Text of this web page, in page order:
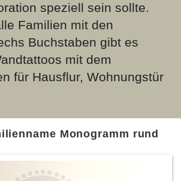
speziell sein sollte.
Familien mit den
Buchstaben gibt es
mit dem
für Hausflur, Wohnungstür
Monogramm rund